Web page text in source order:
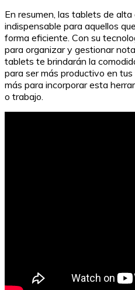
En resumen, las tablets de
indispensable para aquellos
forma eficiente. Con su
para organizar y gestionar
tablets te brindarán la
para ser más productivo en
más para incorporar esta
o trabajo.